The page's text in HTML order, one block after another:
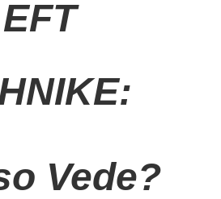
EFT
Vede?